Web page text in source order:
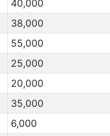
40,000
38,000
55,000
25,000
20,000
35,000
6,000